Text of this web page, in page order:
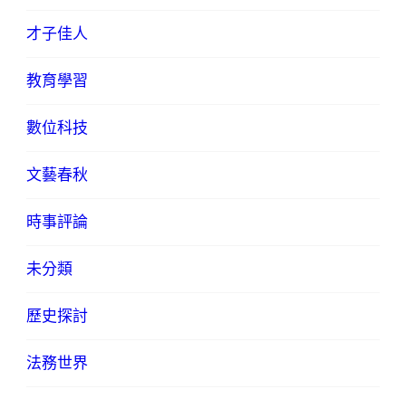
才子佳人
教育學習
數位科技
文藝春秋
時事評論
未分類
歷史探討
法務世界